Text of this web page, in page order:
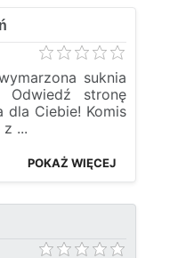
suknia
stronę
dla Ciebie! Komis
...
POKAŻ WIĘCEJ